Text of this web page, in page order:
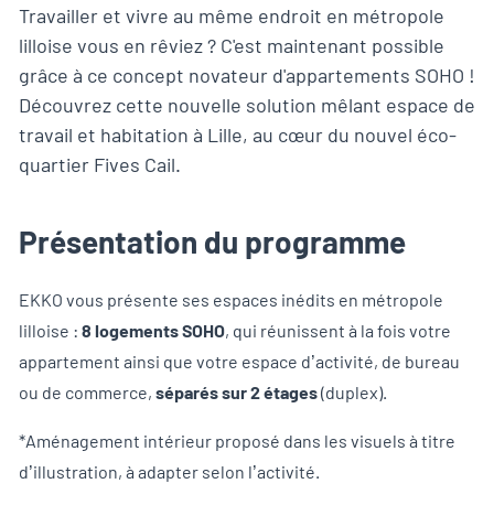
Travailler et vivre au même endroit en métropole
lilloise vous en rêviez ? C'est maintenant possible
grâce à ce concept novateur d'appartements SOHO !
Découvrez cette nouvelle solution mêlant espace de
travail et habitation à Lille, au cœur du nouvel éco-
quartier Fives Cail.
Présentation du programme
EKKO vous présente ses espaces inédits en métropole
lilloise : 8 logements SOHO, qui réunissent à la fois votre
appartement ainsi que votre espace d’activité, de bureau
ou de commerce, séparés sur 2 étages(duplex).
*Aménagement intérieur proposé dans les visuels à titre
d’illustration, à adapter selon l’activité.